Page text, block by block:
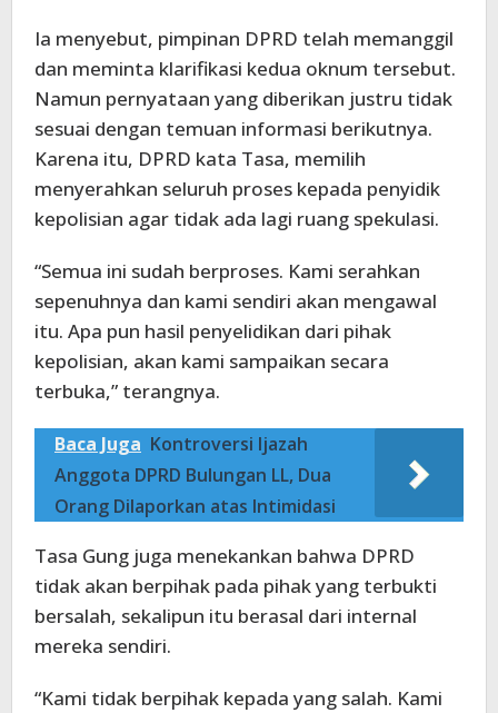
Ia menyebut, pimpinan DPRD telah memanggil
dan meminta klarifikasi kedua oknum tersebut.
Namun pernyataan yang diberikan justru tidak
sesuai dengan temuan informasi berikutnya.
Karena itu, DPRD kata Tasa, memilih
menyerahkan seluruh proses kepada penyidik
kepolisian agar tidak ada lagi ruang spekulasi.
“Semua ini sudah berproses. Kami serahkan
sepenuhnya dan kami sendiri akan mengawal
itu. Apa pun hasil penyelidikan dari pihak
kepolisian, akan kami sampaikan secara
terbuka,” terangnya.
Baca Juga Kontroversi Ijazah
Anggota DPRD Bulungan LL, Dua
Orang Dilaporkan atas Intimidasi
Tasa Gung juga menekankan bahwa DPRD
tidak akan berpihak pada pihak yang terbukti
bersalah, sekalipun itu berasal dari internal
mereka sendiri.
“Kami tidak berpihak kepada yang salah. Kami